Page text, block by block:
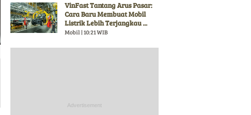
VinFast Tantang Arus Pasar:
Cara Baru Membuat Mobil
Listrik Lebih Terjangkau ...
Mobil | 10:21 WIB